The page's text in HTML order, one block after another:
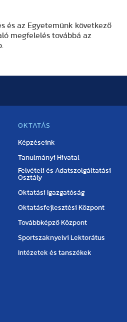
és az Egyetemünk következő
megfelelés továbbá az
OKTATÁS
Képzéseink
Tanulmányi Hivatal
Felvételi és Adatszolgáltatási
Osztály
Oktatási Igazgatóság
Oktatásfejlesztési Központ
Továbbképző Központ
Sportszaknyelvi Lektorátus
Intézetek és tanszékek